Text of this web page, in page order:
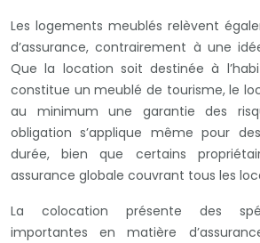
Les logements meublés relèvent
d’assurance, contrairement à une
Que la location soit destinée à
constitue un meublé de tourisme, le
au minimum une garantie des
obligation s’applique même pour
durée, bien que certains
assurance globale couvrant tous les
La colocation présente des
importantes en matière